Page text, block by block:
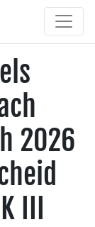
2026
III